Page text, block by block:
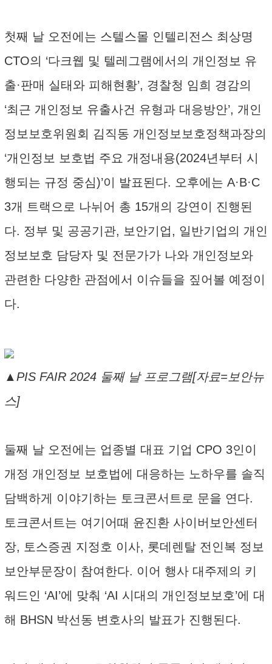
첫째 날 오전에는 스텔스몰 인텔리전스 최상명
CTO의 ‘다크웹 및 텔레그램에서의 개인정보 유
출·판매 실태와 피해현황’, 경찰청 임희 경감의
‘최근 개인정보 유출사건 유형과 대응방안’, 개인
정보보호위원회 김직동 개인정보보호정책과장의
‘개인정보 보호법 주요 개정내용(2024년부터 시
행되는 규정 중심)’이 발표된다. 오후에는 A·B·C
3개 트랙으로 나뉘어 총 15개의 강연이 진행된
다. 정부 및 공공기관, 보안기업, 일반기업의 개인
정보보호 담당자 및 전문가가 나와 개인정보와
관련한 다양한 관점에서 이슈들을 짚어볼 예정이
다.
▲PIS FAIR 2024 둘째 날 프로그램[자료=보안뉴
스]
둘째 날 오전에는 업종별 대표 기업 CPO 3인이
개정 개인정보 보호법에 대응하는 노하우를 솔직
담백하게 이야기하는 토크콘서트로 문을 연다.
토크콘서트는 여기어때 윤진환 사이버보안센터
장, 토스증권 지정호 이사, 롯데렌탈 전인복 정보
보안부문장이 참여한다. 이어 행사 대주제의 키
워드인 ‘AI’에 맞춰 ‘AI 시대의 개인정보보호’에 대
해 BHSN 박선동 변호사의 발표가 진행된다.